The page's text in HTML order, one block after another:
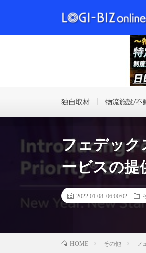
独自取材 物流施設/不
フェデック
ービスの提
2022.01.08 06:00:02
HOME その他 フ